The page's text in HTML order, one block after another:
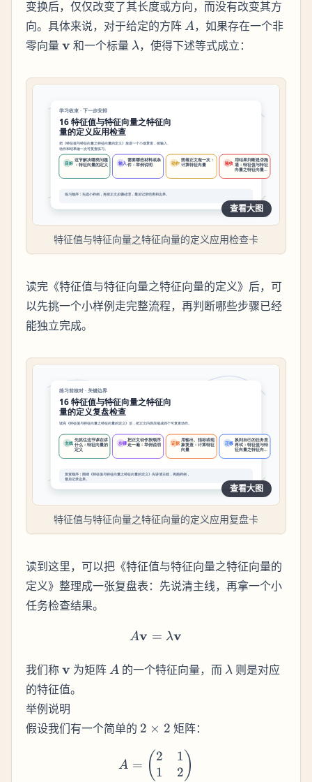
变换后，仅仅改变了其长度或方向，而没有改变其方
向。具体来说，对于给定的方阵 A
A，如果存在一个非
零向量 \mathbf{v}
v 和一个标量 \lambda
λ，使得下述等式成立：
查看大图
特征值与特征向量之特征向量的定义应用检查卡
读完《特征值与特征向量之特征向量的定义》后，可
以先挑一个小样例走完整流程，再判断哪些步骤已经
能独立完成。
查看大图
特征值与特征向量之特征向量的定义应用复盘卡
读到这里，可以把《特征值与特征向量之特征向量的
定义》整理成一张复盘表：先说清主线，再拿一个小
任务检查结果。
A \mathbf{v} =
Av = λv
我们称\mathbf{v}
v 为矩阵A
A 的一个特征向量，而 \lambda
λ 则是对应
的特征值。
举例说明
假设我们有一个简单的 2\times2
2 × 2 矩阵：
A = \begin{pmatrix} 2
A = ( 2
1
1
2 )